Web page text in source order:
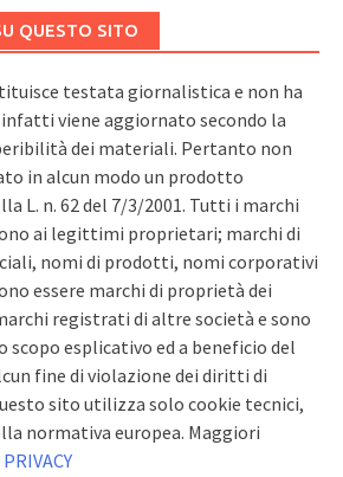
QUESTO SITO
testata giornalistica e non ha
viene aggiornato secondo la
dei materiali. Pertanto non
in alcun modo un prodotto
L. n. 62 del 7/3/2001. Tutti i marchi
ai legittimi proprietari; marchi di
nomi di prodotti, nomi corporativi
essere marchi di proprietà dei
registrati di altre società e sono
esplicativo ed a beneficio del
fine di violazione dei diritti di
sito utilizza solo cookie tecnici,
normativa europea. Maggiori
PRIVACY